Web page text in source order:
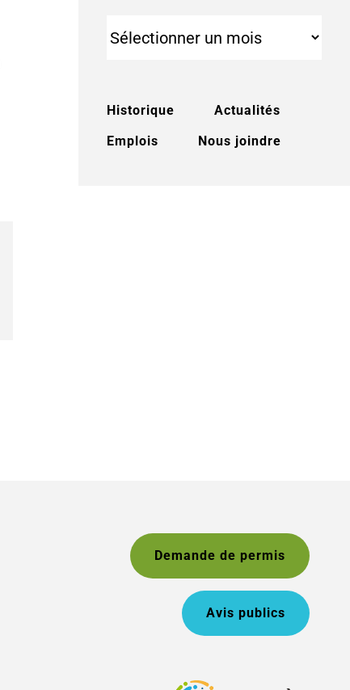
Historique
Actualités
Emplois
Nous joindre
Demande de permis
Avis publics